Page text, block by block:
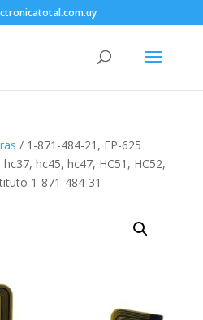
/ 1-871-484-21, FP-625
hc45, hc47, HC51, HC52,
1-871-484-31